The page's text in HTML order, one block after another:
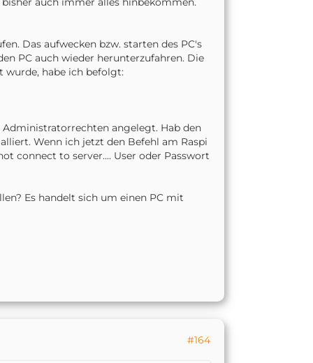
Das aufwecken bzw. starten des PC's
PC auch wieder herunterzufahren. Die
wurde, habe ich befolgt:
angelegt. Hab den
Wenn ich jetzt den Befehl am Raspi
connect to server.... User oder Passwort
Es handelt sich um einen PC mit
#164